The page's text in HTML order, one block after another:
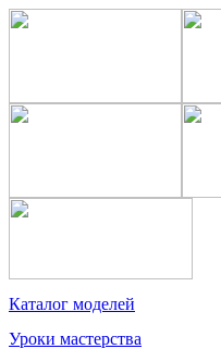
Каталог моделей
Уроки мастерства